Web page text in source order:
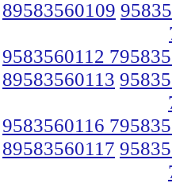
89583560109
9583560112
89583560113
9583560116
89583560117